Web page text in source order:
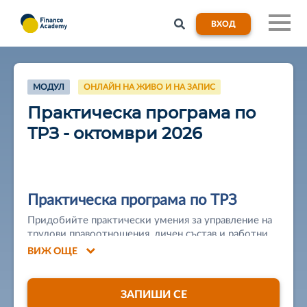
ВХОД
МОДУЛ ОНЛАЙН НА ЖИВО И НА ЗАПИС
Практическа програма по
ТРЗ - октомври 2026
Практическа програма по ТРЗ
Придобийте практически умения за управление на
трудови правоотношения, личен състав и работни
заплати.
📚 За програмата
ВИЖ ОЩЕ
ЗАПИШИ СЕ